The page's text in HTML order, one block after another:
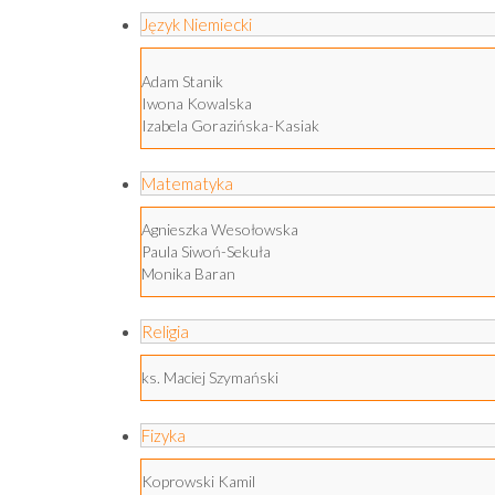
Język Niemiecki
Adam Stanik
Iwona Kowalska
Izabela Gorazińska-Kasiak
Matematyka
Agnieszka Wesołowska
Paula Siwoń-Sekuła
Monika Baran
Religia
ks. Maciej Szymański
Fizyka
Koprowski Kamil